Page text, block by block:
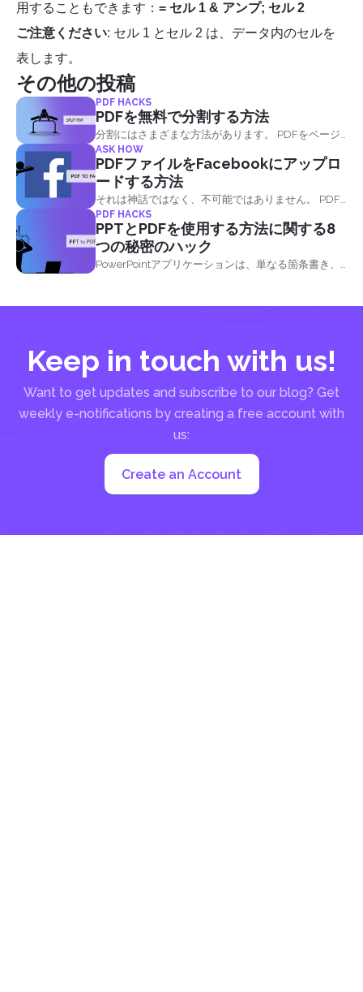
用することもできます： = セル 1 & アンプ; セル 2
ご注意ください: セル 1 とセル 2 は、データ内のセルを
表します。
その他の投稿
PDF HACKS
PDFを無料で分割する方法
分割にはさまざまな方法があります。 PDFをページ
単位で分割したり、PDFをブックマークで分割した
り、PDFページを半分に分割したり、サイズで分割
したり、テキストで分割したりすることができま
す。
ASK HOW
PDFファイルをFacebookにアップロ
ードする方法
それは神話ではなく、不可能ではありません。 PDF
ファイルをFacebookにアップロードすることは、特
定の状況または特定の方法で行うことができ、それ
らを壊すことなく、プライムソーシャルメディア &
rsquo; sのルールを回避することができます。&nbsp;
ビジネスページ、Facebookグループまたはリンクを
ードしようとして気にしないすべてのあなた &
PDF HACKS
PPTとPDFを使用する方法に関する8
つの秘密のハック
PowerPointアプリケーションは、単なる箇条書き、
Keep in touch with us!
Want to get updates and subscribe to our blog? Get
weekly e-notifications by creating a free account with
us:
Create an Account